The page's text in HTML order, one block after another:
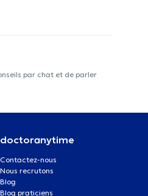
par chat et de parler
doctoranytime
Contactez-nous
Nous recrutons
Blog
Blog praticiens